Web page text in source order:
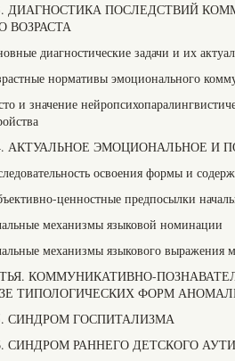
ДИАГНОСТИКА ПОСЛЕДСТВИЙ
ВОЗРАСТА
диагностические задачи и их
нормативы эмоционального
и значение
АКТУАЛЬНОЕ ЭМОЦИОНАЛЬНОЕ И
освоения формы и
ценностные предпосылки
механизмы языковой номинации
механизмы языкового выражения
КОММУНИКАТИВНО-
ТИПОЛОГИЧЕСКИХ ФОРМ
СИНДРОМ ГОСПИТАЛИЗМА
СИНДРОМ РАННЕГО ДЕТСКОГО